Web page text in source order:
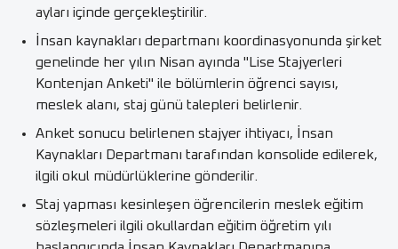
ayları içinde gerçekleştirilir.
İnsan kaynakları departmanı koordinasyonunda şirket
genelinde her yılın Nisan ayında "Lise Stajyerleri
Kontenjan Anketi" ile bölümlerin öğrenci sayısı,
meslek alanı, staj günü talepleri belirlenir.
Anket sonucu belirlenen stajyer ihtiyacı, İnsan
Kaynakları Departmanı tarafından konsolide edilerek,
ilgili okul müdürlüklerine gönderilir.
Staj yapması kesinleşen öğrencilerin meslek eğitim
sözleşmeleri ilgili okullardan eğitim öğretim yılı